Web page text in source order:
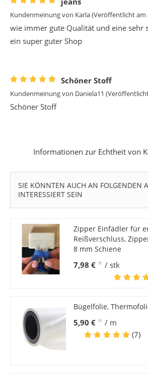
Kundenmeinung von Karla(Veröffentlicht am
wie immer gute Qualität und eine sehr
ein super guter Shop
Schöner Stoff
Kundenmeinung von Daniela11
Schöner Stoff
Informationen zur Echtheit von
SIE KÖNNTEN AUCH AN FOLGENDEN
INTERESSIERT SEIN
Zipper Einfädler für
Reißverschluss,
8 mm Schiene
7,98 € * / stk
Bügelfolie,
5,90 € * / m
(7)